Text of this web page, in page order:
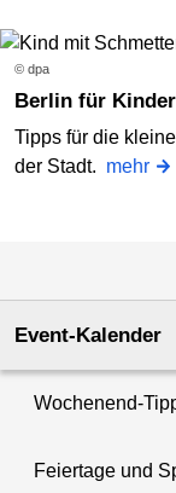
© dpa
Berlin für Kinder
Tipps für die
der Stadt. mehr
Event-Kalender
Wochenend-
Feiertage und